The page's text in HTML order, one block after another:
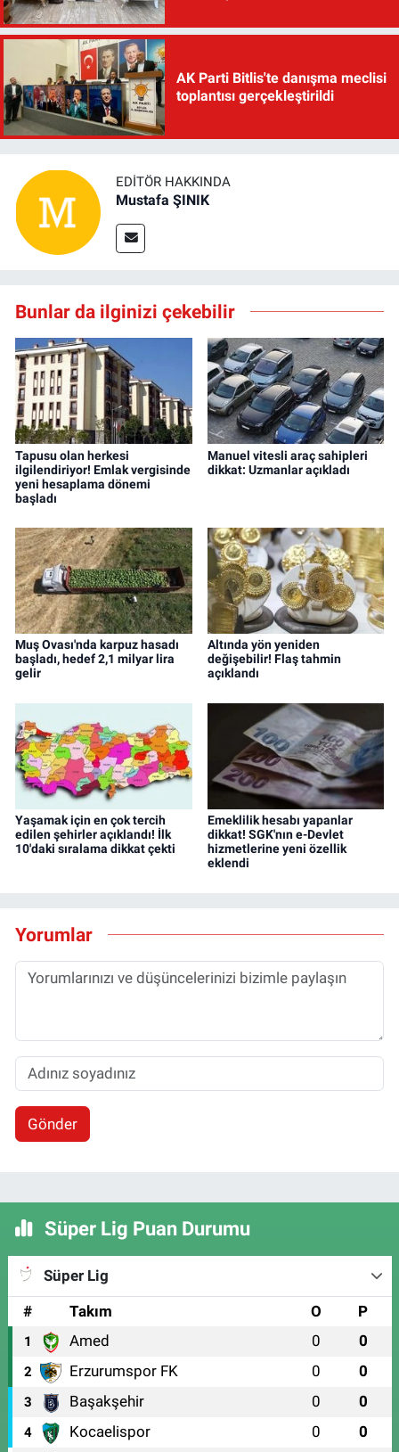
AK Parti Bitlis'te danışma meclisi
toplantısı gerçekleştirildi
EDITÖR HAKKINDA
Mustafa ŞINIK
Bunlar da ilginizi çekebilir
Tapusu olan herkesi
ilgilendiriyor! Emlak vergisinde
yeni hesaplama dönemi
başladı
Manuel vitesli araç sahipleri
dikkat: Uzmanlar açıkladı
Muş Ovası'nda karpuz hasadı
başladı, hedef 2,1 milyar lira
gelir
Altında yön yeniden
değişebilir! Flaş tahmin
açıklandı
Yaşamak için en çok tercih
edilen şehirler açıklandı! İlk
10'daki sıralama dikkat çekti
Emeklilik hesabı yapanlar
dikkat! SGK'nın e-Devlet
hizmetlerine yeni özellik
eklendi
Yorumlar
Gönder
Süper Lig Puan Durumu
Süper Lig
#
Takım O P
1 Amed 0 0
2 Erzurumspor FK 0 0
3 Başakşehir 0 0
4 Kocaelispor 0 0